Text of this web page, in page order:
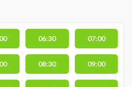
06:30 07:00
08:30 09:00